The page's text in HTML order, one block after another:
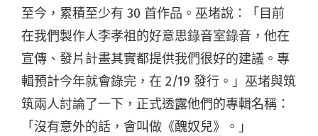
至今，累積至少有 30 首作品。巫堵說：「目前
在我們製作人李孝祖的好意思錄音室錄音，他在
宣傳、發片計畫其實都提供我們很好的建議。專
輯預計今年就會錄完，在 2/19 發行。」巫堵與筑
筑兩人討論了一下，正式透露他們的專輯名稱：
「沒有意外的話，會叫做《醜奴兒》。」